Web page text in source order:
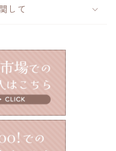
して